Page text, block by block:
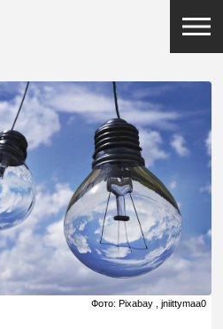
Фото: Pixabay , jniittymaa0